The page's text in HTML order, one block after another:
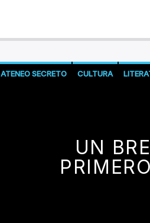
ATENEO SECRETO CULTURA
UN